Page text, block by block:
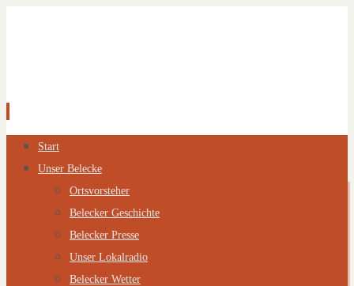
Zum
Inhalt
springen
Start
Unser Belecke
Ortsvorsteher
Belecker Geschichte
Belecker Presse
Unser Lokalradio
Belecker Wetter